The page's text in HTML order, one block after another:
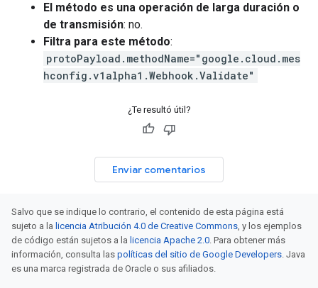
El método es una operación de larga duración o
de transmisión: no.
Filtra para este método:
protoPayload.methodName="google.cloud.mes
hconfig.v1alpha1.Webhook.Validate"
¿Te resultó útil?
Enviar comentarios
Salvo que se indique lo contrario, el contenido de esta página está
sujeto a la licencia Atribución 4.0 de Creative Commons, y los ejemplos
de código están sujetos a la licencia Apache 2.0. Para obtener más
información, consulta las políticas del sitio de Google Developers. Java
es una marca registrada de Oracle o sus afiliados.